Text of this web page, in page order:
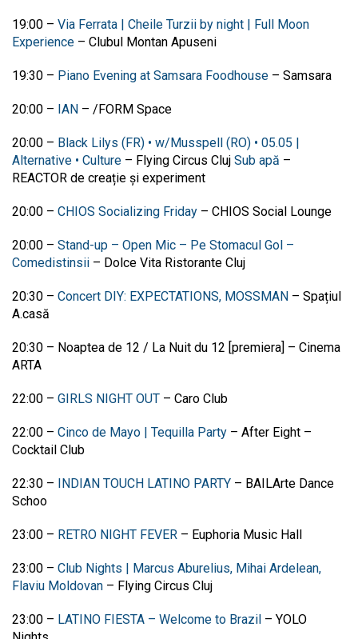
19:00 – Via Ferrata | Cheile Turzii by night | Full Moon
Experience – Clubul Montan Apuseni
19:30 – Piano Evening at Samsara Foodhouse – Samsara
20:00 – IAN – /FORM Space
20:00 – Black Lilys (FR) • w/Musspell (RO) • 05.05 |
Alternative • Culture – Flying Circus Cluj Sub apă –
REACTOR de creație și experiment
20:00 – CHIOS Socializing Friday – CHIOS Social Lounge
20:00 – Stand-up – Open Mic – Pe Stomacul Gol –
Comedistinsii – Dolce Vita Ristorante Cluj
20:30 – Concert DIY: EXPECTATIONS, MOSSMAN – Spațiul
A.casă
20:30 – Noaptea de 12 / La Nuit du 12 [premiera] – Cinema
ARTA
22:00 – GIRLS NIGHT OUT – Caro Club
22:00 – Cinco de Mayo | Tequilla Party – After Eight –
Cocktail Club
22:30 – INDIAN TOUCH LATINO PARTY – BAILArte Dance
Schoo
23:00 – RETRO NIGHT FEVER – Euphoria Music Hall
23:00 – Club Nights | Marcus Aburelius, Mihai Ardelean,
Flaviu Moldovan – Flying Circus Cluj
23:00 – LATINO FIESTA – Welcome to Brazil – YOLO